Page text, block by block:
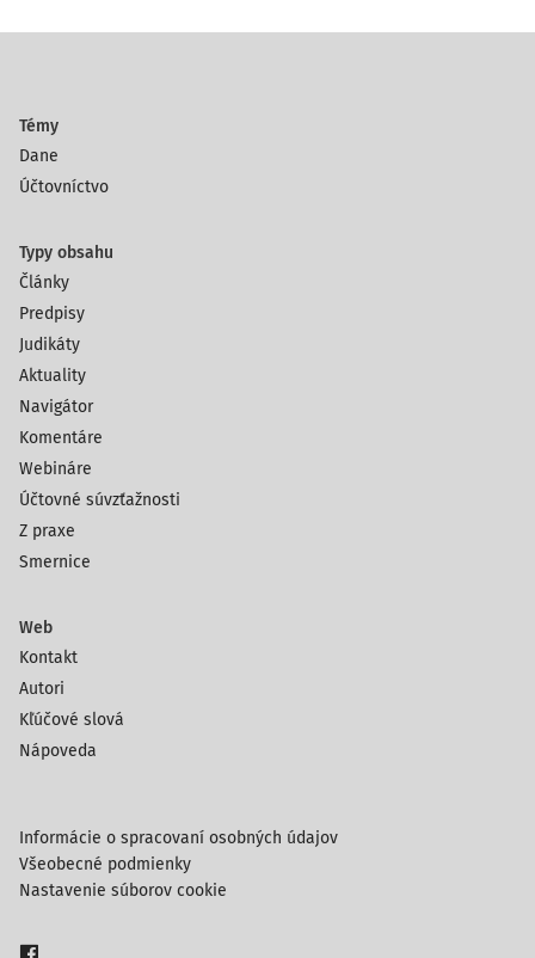
Témy
Dane
Účtovníctvo
Typy obsahu
Články
Predpisy
Judikáty
Aktuality
Navigátor
Komentáre
Webináre
Účtovné súvzťažnosti
Z praxe
Smernice
Web
Kontakt
Autori
Kľúčové slová
Nápoveda
Informácie o spracovaní osobných údajov
Všeobecné podmienky
Nastavenie súborov cookie